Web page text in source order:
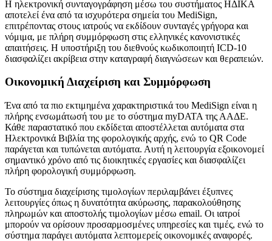
Η ηλεκτρονική συνταγογράφηση μέσω του συστήματος ΗΔΙΚΑ
αποτελεί ένα από τα ισχυρότερα σημεία του MediSign,
επιτρέποντας στους ιατρούς να εκδίδουν συνταγές γρήγορα και
νόμιμα, με πλήρη συμμόρφωση στις ελληνικές κανονιστικές
απαιτήσεις. Η υποστήριξη του διεθνούς κωδικοποιητή ICD-10
διασφαλίζει ακρίβεια στην καταγραφή διαγνώσεων και θεραπειών.
Οικονομική Διαχείριση και Συμμόρφωση
Ένα από τα πιο εκτιμημένα χαρακτηριστικά του MediSign είναι η
πλήρης ενσωμάτωσή του με το σύστημα myDATA της ΑΑΔΕ.
Κάθε παραστατικό που εκδίδεται αποστέλλεται αυτόματα στα
Ηλεκτρονικά Βιβλία της φορολογικής αρχής, ενώ το QR Code
παράγεται και τυπώνεται αυτόματα. Αυτή η λειτουργία εξοικονομεί
σημαντικό χρόνο από τις διοικητικές εργασίες και διασφαλίζει
πλήρη φορολογική συμμόρφωση.
Το σύστημα διαχείρισης τιμολογίων περιλαμβάνει έξυπνες
λειτουργίες όπως η δυνατότητα ακύρωσης, παρακολούθησης
πληρωμών και αποστολής τιμολογίων μέσω email. Οι ιατροί
μπορούν να ορίσουν προσαρμοσμένες υπηρεσίες και τιμές, ενώ το
σύστημα παράγει αυτόματα λεπτομερείς οικονομικές αναφορές.